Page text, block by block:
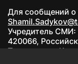
Для сообщений о
Учредитель
420066,
Татарстан, г.